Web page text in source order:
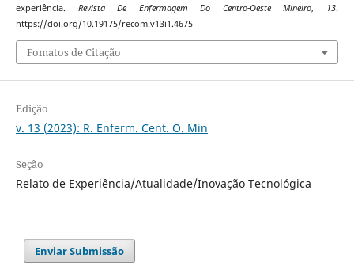
experiência. Revista De Enfermagem Do Centro-Oeste Mineiro, 13.
https://doi.org/10.19175/recom.v13i1.4675
Fomatos de Citação
Edição
v. 13 (2023): R. Enferm. Cent. O. Min
Seção
Relato de Experiência/Atualidade/Inovação Tecnológica
Enviar Submissão